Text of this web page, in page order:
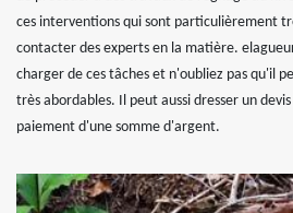
ces interventions qui sont particulièrement
contacter des experts en la matière.
charger de ces tâches et n'oubliez pas qu'il
très abordables. Il peut aussi dresser un
paiement d'une somme d'argent.